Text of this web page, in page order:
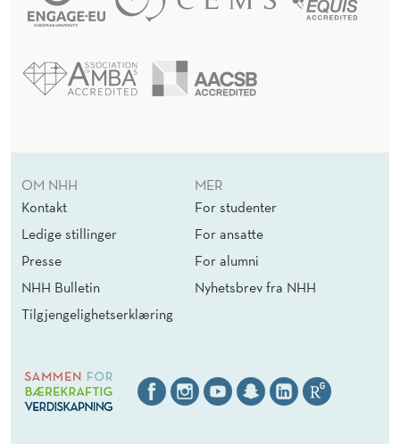
OM NHH
Kontakt
Ledige stillinger
Presse
NHH Bulletin
Tilgjengelighetserklæring
MER
For studenter
For ansatte
For alumni
Nyhetsbrev fra NHH